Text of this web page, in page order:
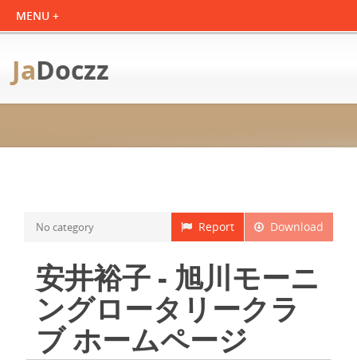
JaDoczz
Download
Report
No category
安井裕子 - 旭川モーニ
ングロータリークラ
ブ ホームページ